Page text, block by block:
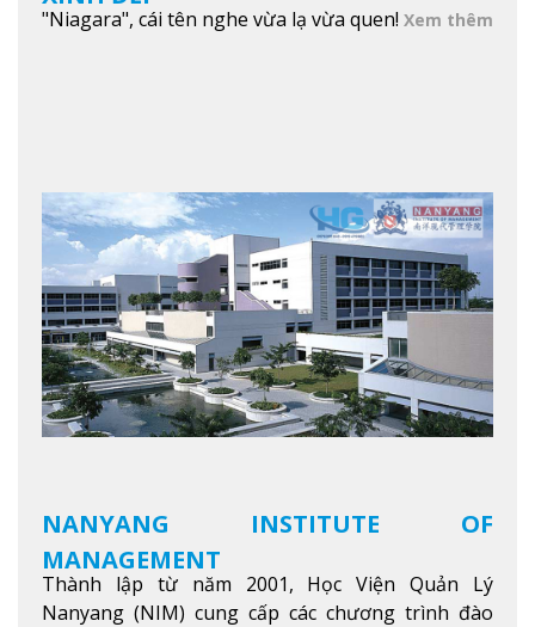
"Niagara", cái tên nghe vừa lạ vừa quen! Xem thêm
NANYANG INSTITUTE OF
MANAGEMENT
Thành lập từ năm 2001, Học Viện Quản Lý
Nanyang (NIM) cung cấp các chương trình đào